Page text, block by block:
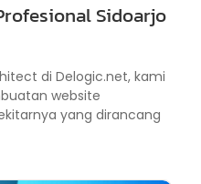
Sidoarjo
di Delogic.net, kami
website
yang dirancang